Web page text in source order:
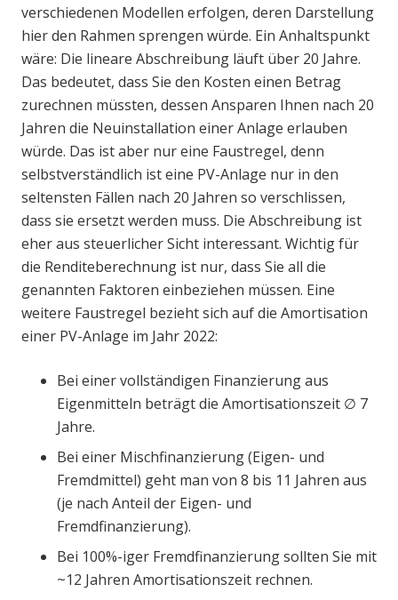
verschiedenen Modellen erfolgen, deren Darstellung
hier den Rahmen sprengen würde. Ein Anhaltspunkt
wäre: Die lineare Abschreibung läuft über 20 Jahre.
Das bedeutet, dass Sie den Kosten einen Betrag
zurechnen müssten, dessen Ansparen Ihnen nach 20
Jahren die Neuinstallation einer Anlage erlauben
würde. Das ist aber nur eine Faustregel, denn
selbstverständlich ist eine PV-Anlage nur in den
seltensten Fällen nach 20 Jahren so verschlissen,
dass sie ersetzt werden muss. Die Abschreibung ist
eher aus steuerlicher Sicht interessant. Wichtig für
die Renditeberechnung ist nur, dass Sie all die
genannten Faktoren einbeziehen müssen. Eine
weitere Faustregel bezieht sich auf die Amortisation
einer PV-Anlage im Jahr 2022:
Bei einer vollständigen Finanzierung aus
Eigenmitteln beträgt die Amortisationszeit ∅ 7
Jahre.
Bei einer Mischfinanzierung (Eigen- und
Fremdmittel) geht man von 8 bis 11 Jahren aus
(je nach Anteil der Eigen- und
Fremdfinanzierung).
Bei 100%-iger Fremdfinanzierung sollten Sie mit
~12 Jahren Amortisationszeit rechnen.